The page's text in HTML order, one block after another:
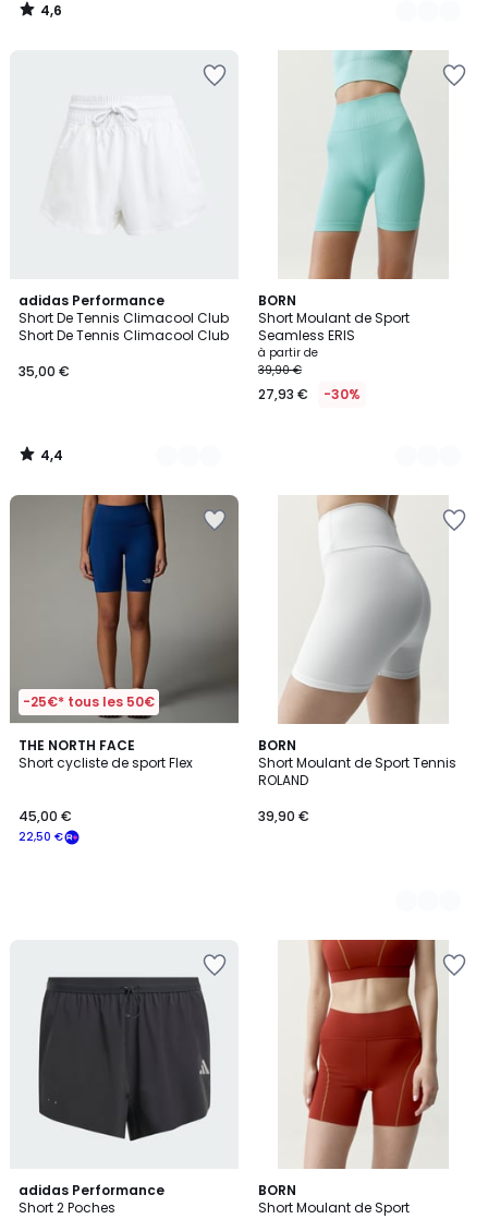
4,6
/
adidas Performance
Short De Tennis Climacool Club
Short De Tennis Climacool Club
35,00 €
4,4
/ 5
2
Couleurs
4,4
/
BORN
Short Moulant de Sport
Seamless ERIS
à partir de
39,90 €
27,93 € -30%
2
Couleurs
-25€* tous les 50€
THE NORTH FACE
Short cycliste de sport Flex
22,50 €
45,00 €
BORN
Short Moulant de Sport Tennis
ROLAND
39,90 €
2
Couleurs
adidas Performance
Short 2 Poches
5
/
2
Couleurs
BORN
Short Moulant de Sport
2
Couleurs